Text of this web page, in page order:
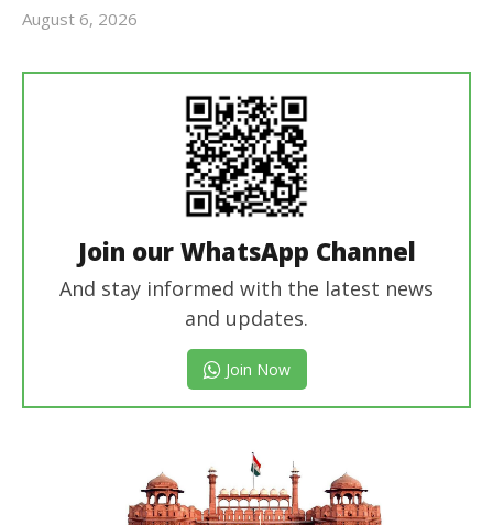
August 6, 2026
Join our WhatsApp Channel
And stay informed with the latest news
and updates.
Join Now